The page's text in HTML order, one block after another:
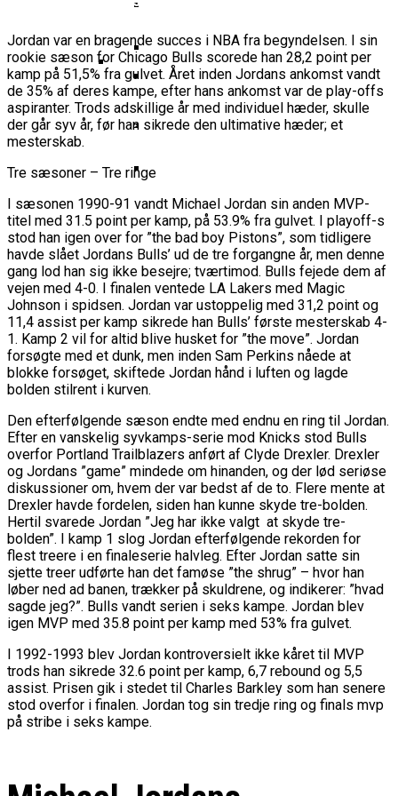
Cup Med Smalt Nederlag
Champions League
Bakken Bears Skuffede Og
Misser Champions League-
Danske Tobias Jensen Fik
Spilletid I Testkamp Mod
Portland Trail Blazers
Danske Tobias Jensen Skal Møde
Portland Trail Blazers I NBA-
Kamp
Basketball-OL 2024: Se
Grupperne Og Sæt Krydser I Din
Kalender
Spidsen For USA Ved OL 2024
Medlemstal I Dansk Basket Boomer:
Fremgang For 12. År I Træk
Jordan var en bragende succes i NBA fra begyndelsen. I sin
rookie sæson for Chicago Bulls scorede han 28,2 point per
kamp på 51,5% fra gulvet. Året inden Jordans ankomst vandt
de 35% af deres kampe, efter hans ankomst var de play-offs
aspiranter. Trods adskillige år med individuel hæder, skulle
der går syv år, før han sikrede den ultimative hæder; et
mesterskab.
Tre sæsoner – Tre ringe
I sæsonen 1990-91 vandt Michael Jordan sin anden MVP-
titel med 31.5 point per kamp, på 53.9% fra gulvet. I playoff-s
stod han igen over for ”the bad boy Pistons”, som tidligere
havde slået Jordans Bulls’ ud de tre forgangne år, men denne
gang lod han sig ikke besejre; tværtimod. Bulls fejede dem af
vejen med 4-0. I finalen ventede LA Lakers med Magic
Johnson i spidsen. Jordan var ustoppelig med 31,2 point og
11,4 assist per kamp sikrede han Bulls’ første mesterskab 4-
1. Kamp 2 vil for altid blive husket for ”the move”. Jordan
forsøgte med et dunk, men inden Sam Perkins nåede at
blokke forsøget, skiftede Jordan hånd i luften og lagde
bolden stilrent i kurven.
Den efterfølgende sæson endte med endnu en ring til Jordan.
Efter en vanskelig syvkamps-serie mod Knicks stod Bulls
overfor Portland Trailblazers anført af Clyde Drexler. Drexler
og Jordans ”game” mindede om hinanden, og der lød seriøse
diskussioner om, hvem der var bedst af de to. Flere mente at
Drexler havde fordelen, siden han kunne skyde tre-bolden.
Hertil svarede Jordan ”Jeg har ikke valgt at skyde tre-
bolden”. I kamp 1 slog Jordan efterfølgende rekorden for
flest treere i en finaleserie halvleg. Efter Jordan satte sin
sjette treer udførte han det famøse ”the shrug” – hvor han
løber ned ad banen, trækker på skuldrene, og indikerer: ”hvad
sagde jeg?”. Bulls vandt serien i seks kampe. Jordan blev
igen MVP med 35.8 point per kamp med 53% fra gulvet.
I 1992-1993 blev Jordan kontroversielt ikke kåret til MVP
trods han sikrede 32.6 point per kamp, 6,7 rebound og 5,5
assist. Prisen gik i stedet til Charles Barkley som han senere
stod overfor i finalen. Jordan tog sin tredje ring og finals mvp
på stribe i seks kampe.